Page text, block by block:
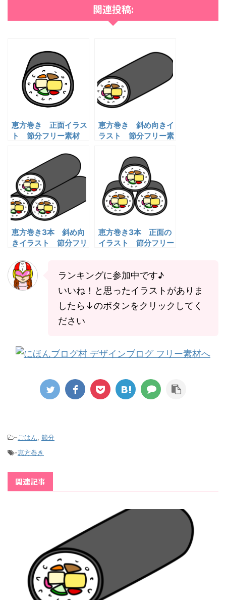
関連投稿:
恵方巻き 正面イラス
ト 節分フリー素材
恵方巻き 斜め向きイ
ラスト 節分フリー素
恵方巻き3本 斜め向
きイラスト 節分フリ
恵方巻き3本 正面の
イラスト 節分フリー
ランキングに参加中です♪
いいね！と思ったイラストがありま
したら↓のボタンをクリックしてく
ださい
-ごはん, 節分
-恵方巻き
関連記事